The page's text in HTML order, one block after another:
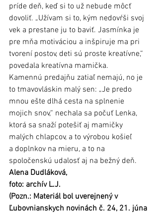
príde deň, keď si to už nebude môcť
dovoliť. „Užívam si to, kým nedovŕši svoj
vek a prestane ju to baviť. Jasmínka je
pre mňa motiváciou a inšpiruje ma pri
tvorení postov, deti sú proste kreatívne,“
povedala kreatívna mamička.
Kamennú predajňu zatiaľ nemajú, no je
to tmavovláskin malý sen: „Je predo
mnou ešte dlhá cesta na splnenie
mojich snov,“ nechala sa počuť Lenka,
ktorá sa snaží potešiť aj mamičky
malých chlapcov, a to výrobou košieľ
a doplnkov na mieru, a to na
spoločenskú udalosť aj na bežný deň.
Alena Dudláková,
foto: archív L.J.
(Pozn.: Materiál bol uverejnený v
Ľubovnianskych novinách č. 24, 21. júna